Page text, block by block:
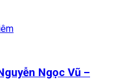
Ngọc Vũ –